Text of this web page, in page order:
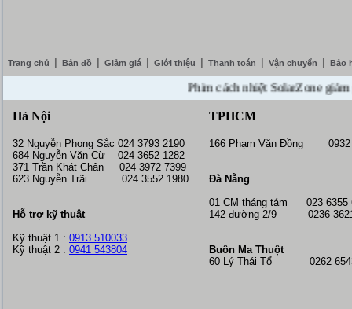
Trang chủ Bản đồ Giảm giá Giới thiệu Thanh toán Vận chuyển Bảo
Phim cách nhiệt SolarZone giảm
Hà Nội
32 Nguyễn Phong Sắc 024 3793 2190
684 Nguyễn Văn Cừ 024 3652 1282
371 Trần Khát Chân 024 3972 7399
623 Nguyễn Trãi 024 3552 1980
Hỗ trợ kỹ thuật
Kỹ thuật 1 : 0913 510033
Kỹ thuật 2 : 0941 543804
TPHCM
166 Phạm Văn Đồng 0932
Đà Nẵng
01 CM tháng tám 023 6355
142 đường 2/9 0236
Buôn Ma Thuột
60 Lý Thái Tổ 0262